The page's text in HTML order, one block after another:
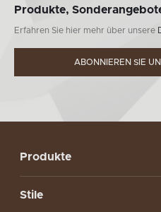
Produkte,
Erfahren Sie hier mehr über unsere
ABONNIEREN SIE
Produkte
Stile